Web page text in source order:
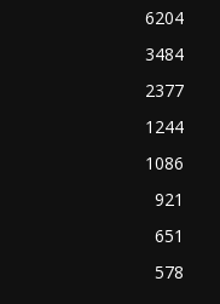
6204
3484
2377
1244
1086
921
651
578